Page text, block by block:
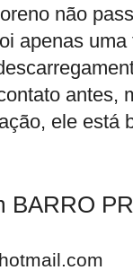
não
apenas
antes,
ele está
BARRO